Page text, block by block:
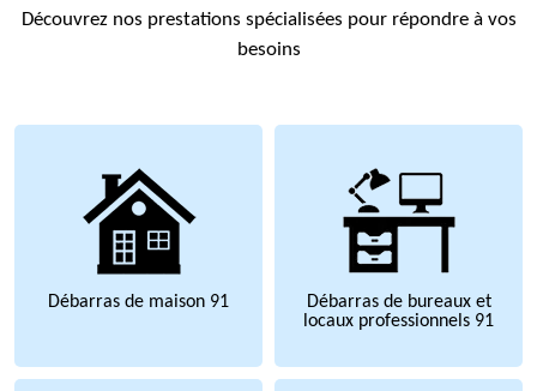
Découvrez nos prestations spécialisées pour répondre à vos
besoins
Débarras de maison 91
Débarras de bureaux et
locaux professionnels 91